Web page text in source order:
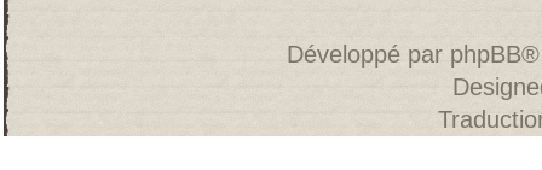
Développé par phpBB®